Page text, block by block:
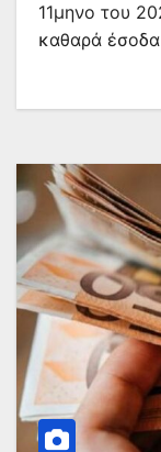
11μηνο του
καθαρά